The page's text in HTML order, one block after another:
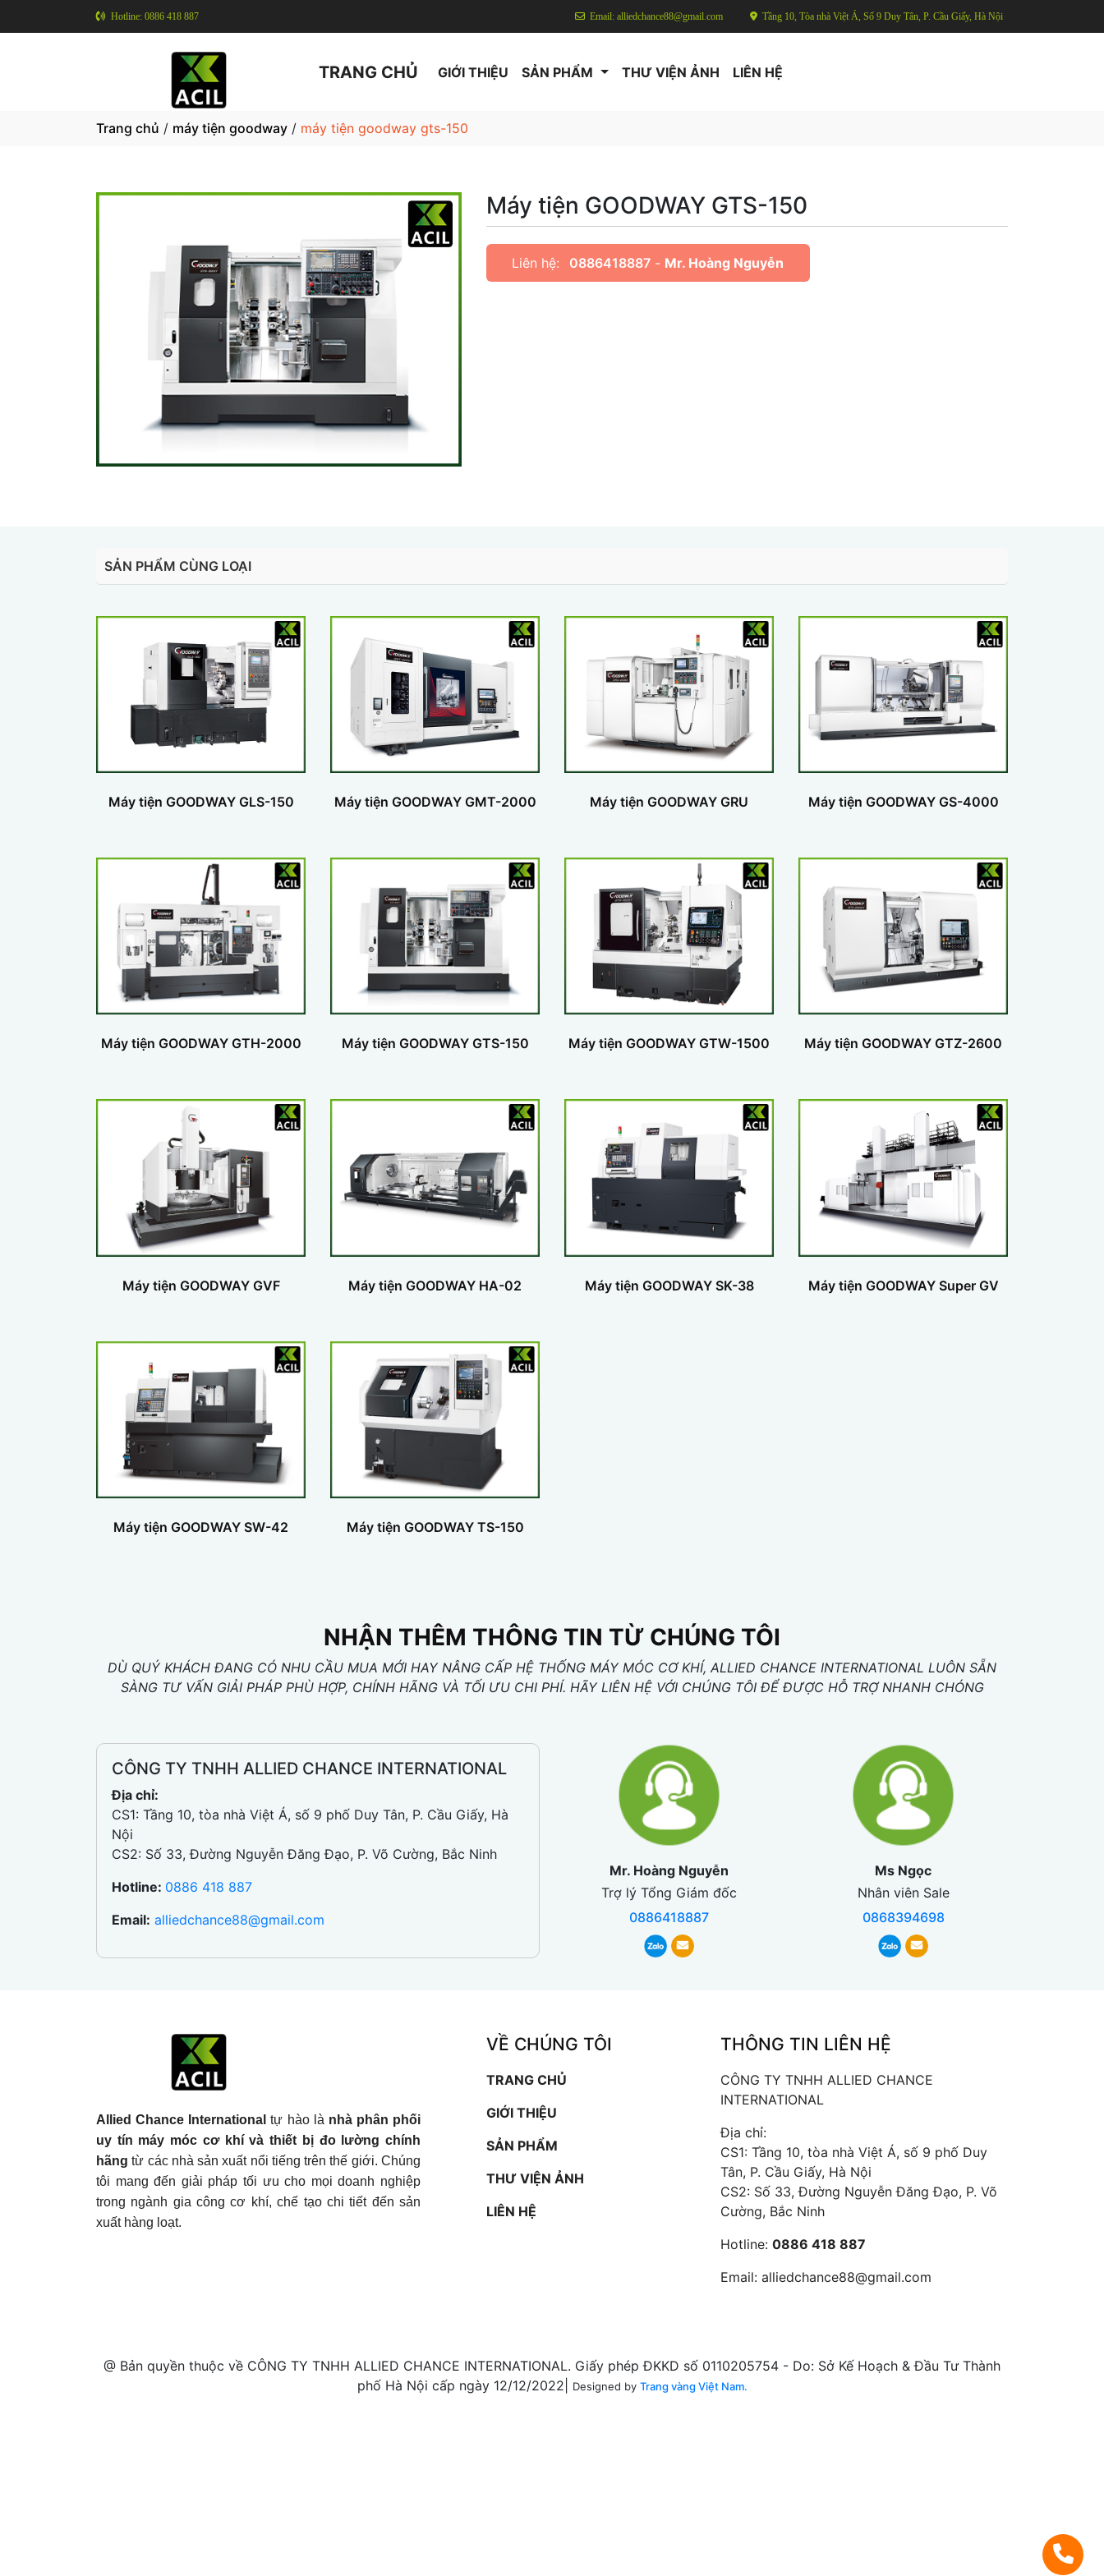
Hotline: 0886 418 887 Email: alliedchance88@gmail.com Tầng 10, Tòa nhà Việt Á, Số 9 Duy Tân, P. Cầu Giấy, Hà Nội
TRANG CHỦ GIỚI THIỆU SẢN PHẨM THƯ VIỆN ẢNH LIÊN HỆ
Trang chủ / máy tiện goodway / máy tiện goodway gts-150
Máy tiện GOODWAY GTS-150
Liên hệ: 0886418887 - Mr. Hoàng Nguyễn
SẢN PHẨM CÙNG LOẠI
Máy tiện GOODWAY GLS-150 Máy tiện GOODWAY GMT-2000 Máy tiện GOODWAY GRU Máy tiện GOODWAY GS-4000
Máy tiện GOODWAY GTH-2000 Máy tiện GOODWAY GTS-150 Máy tiện GOODWAY GTW-1500 Máy tiện GOODWAY GTZ-2600
Máy tiện GOODWAY GVF Máy tiện GOODWAY HA-02 Máy tiện GOODWAY SK-38 Máy tiện GOODWAY Super GV
Máy tiện GOODWAY SW-42 Máy tiện GOODWAY TS-150
NHẬN THÊM THÔNG TIN TỪ CHÚNG TÔI
DÙ QUÝ KHÁCH ĐANG CÓ NHU CẦU MUA MỚI HAY NÂNG CẤP HỆ THỐNG MÁY MÓC CƠ KHÍ, ALLIED CHANCE INTERNATIONAL LUÔN SẴN
SÀNG TƯ VẤN GIẢI PHÁP PHÙ HỢP, CHÍNH HÃNG VÀ TỐI ƯU CHI PHÍ. HÃY LIÊN HỆ VỚI CHÚNG TÔI ĐỂ ĐƯỢC HỖ TRỢ NHANH CHÓNG
CÔNG TY TNHH ALLIED CHANCE INTERNATIONAL
Địa chỉ:
CS1: Tầng 10, tòa nhà Việt Á, số 9 phố Duy Tân, P. Cầu Giấy, Hà
Nội
CS2: Số 33, Đường Nguyễn Đăng Đạo, P. Võ Cường, Bắc Ninh
Hotline: 0886 418 887
Email: alliedchance88@gmail.com
Mr. Hoàng Nguyễn
Trợ lý Tổng Giám đốc
0886418887
Ms Ngọc
Nhân viên Sale
0868394698
Allied Chance International tự hào là nhà phân phối
uy tín máy móc cơ khí và thiết bị đo lường chính
hãngtừ các nhà sản xuất nổi tiếng trên thế giới. Chúng
tôi mang đến giải pháp tối ưu cho mọi doanh nghiệp
trong ngành gia công cơ khí, chế tạo chi tiết đến sản
xuất hàng loạt.
VỀ CHÚNG TÔI
TRANG CHỦ
GIỚI THIỆU
SẢN PHẨM
THƯ VIỆN ẢNH
LIÊN HỆ
THÔNG TIN LIÊN HỆ
CÔNG TY TNHH ALLIED CHANCE
INTERNATIONAL
Địa chỉ:
CS1: Tầng 10, tòa nhà Việt Á, số 9 phố Duy
Tân, P. Cầu Giấy, Hà Nội
CS2: Số 33, Đường Nguyễn Đăng Đạo, P. Võ
Cường, Bắc Ninh
Hotline: 0886 418 887
Email: alliedchance88@gmail.com
@ Bản quyền thuộc về CÔNG TY TNHH ALLIED CHANCE INTERNATIONAL. Giấy phép ĐKKD số 0110205754 - Do: Sở Kế Hoạch & Đầu Tư Thành
phố Hà Nội cấp ngày 12/12/2022|
Designed by Trang vàng Việt Nam.